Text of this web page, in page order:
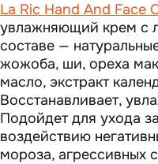
La Ric Hand And Face
увлажняющий крем с
составе —
жожоба, ши, ореха
масло, экстракт
Восстанавливает,
Подойдет для ухода
воздействию
мороза, агрессивных